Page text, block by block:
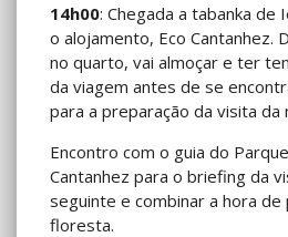
14h00: Chegada a tabanka de
o alojamento, Eco Cantanhez.
no quarto, vai almoçar e ter
da viagem antes de se
para a preparação da visita da
Encontro com o guia do
Cantanhez para o briefing da
seguinte e combinar a hora de
floresta.